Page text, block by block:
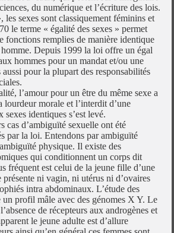
du numérique et l’écriture des lois.
sexes sont classiquement féminins et
le terme « égalité des sexes » permet
fonctions remplies de manière identique
Depuis 1999 la loi offre un égal
hommes pour un mandat et/ou une
pour la plupart des responsabilités
l’amour pour un être du même sexe a
lourdeur morale et l’interdit d’une
identiques s’est levé.
cas d’ambiguïté sexuelle ont été
par la loi. Entendons par ambiguïté
physique. Il existe des
qui conditionnent un corps dit
fréquent est celui de la jeune fille d’une
présente ni vagin, ni utérus ni d’ovaires
intra abdominaux. L’étude des
un profil mâle avec des génomes X Y. Le
de récepteurs aux androgènes et
le jeune adulte est d’allure